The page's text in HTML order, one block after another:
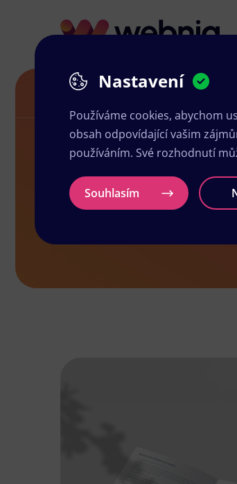
Letáky v Přibyslavi
Letáky
Nastavení
Používáme cookies, abychom
obsah odpovídající vašim
používáním. Své rozhodnutí
Souhlasím